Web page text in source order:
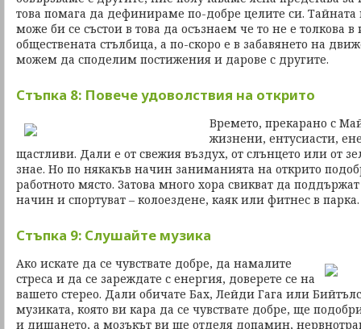
това помага да дефинираме по-добре целите си. Тайната
може би се състои в това да осъзнаем че то не е толкова в
обществената стълбица, а по-скоро е в забавянето на
можем да споделим постижения и дарове с другите.
Стъпка 8: Повече удоволствия на открито
Времето, прекарано с
жизнени, ентусиасти,
щастливи. Дали е от свежия въздух, от слънцето или от
знае. Но по някакъв начин заниманията на открито
работното място. Затова много хора свикват да
начин и спортуват – колоездене, каяк или фитнес в парка.
Стъпка 9: Слушайте музика
Ако искате да се чувствате добре, да намалите
стреса и да се зареждате с енергия, доверете се на
вашето стерео. Дали обичате Бах, Лейди Гага или
музиката, която ви кара да се чувствате добре, ще
и дишането, а мозъкът ви ще отделя допамин,